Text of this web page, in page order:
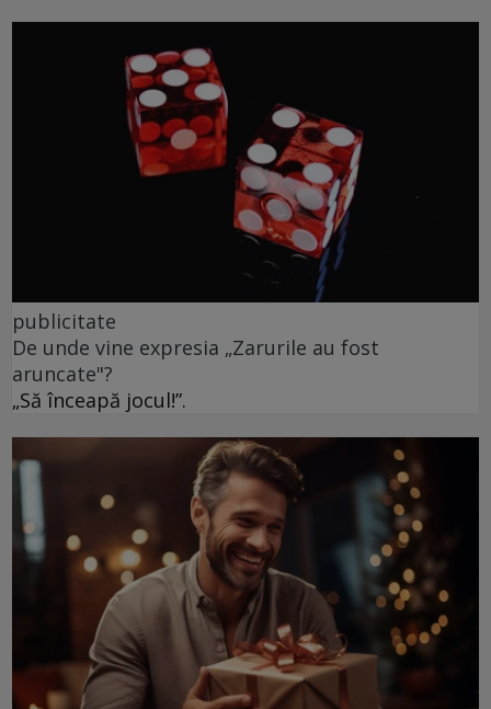
publicitate
De unde vine expresia „Zarurile au fost
aruncate"?
„Să înceapă jocul!”.